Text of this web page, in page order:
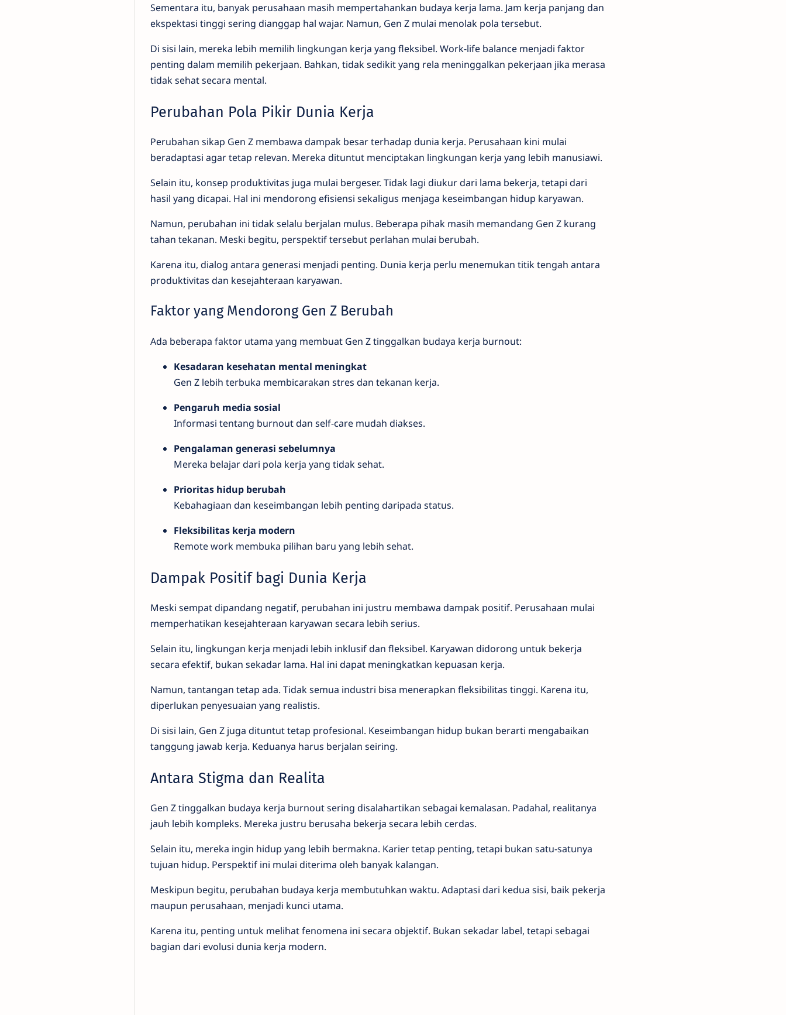
Sementara itu, banyak perusahaan masih mempertahankan budaya kerja lama. Jam kerja panjang dan
ekspektasi tinggi sering dianggap hal wajar. Namun, Gen Z mulai menolak pola tersebut.
Di sisi lain, mereka lebih memilih lingkungan kerja yang fleksibel. Work-life balance menjadi faktor
penting dalam memilih pekerjaan. Bahkan, tidak sedikit yang rela meninggalkan pekerjaan jika merasa
tidak sehat secara mental.
Perubahan Pola Pikir Dunia Kerja
Perubahan sikap Gen Z membawa dampak besar terhadap dunia kerja. Perusahaan kini mulai
beradaptasi agar tetap relevan. Mereka dituntut menciptakan lingkungan kerja yang lebih manusiawi.
Selain itu, konsep produktivitas juga mulai bergeser. Tidak lagi diukur dari lama bekerja, tetapi dari
hasil yang dicapai. Hal ini mendorong efisiensi sekaligus menjaga keseimbangan hidup karyawan.
Namun, perubahan ini tidak selalu berjalan mulus. Beberapa pihak masih memandang Gen Z kurang
tahan tekanan. Meski begitu, perspektif tersebut perlahan mulai berubah.
Karena itu, dialog antara generasi menjadi penting. Dunia kerja perlu menemukan titik tengah antara
produktivitas dan kesejahteraan karyawan.
Faktor yang Mendorong Gen Z Berubah
Ada beberapa faktor utama yang membuat Gen Z tinggalkan budaya kerja burnout:
Kesadaran kesehatan mental meningkat
Gen Z lebih terbuka membicarakan stres dan tekanan kerja.
Pengaruh media sosial
Informasi tentang burnout dan self-care mudah diakses.
Pengalaman generasi sebelumnya
Mereka belajar dari pola kerja yang tidak sehat.
Prioritas hidup berubah
Kebahagiaan dan keseimbangan lebih penting daripada status.
Fleksibilitas kerja modern
Remote work membuka pilihan baru yang lebih sehat.
Dampak Positif bagi Dunia Kerja
Meski sempat dipandang negatif, perubahan ini justru membawa dampak positif. Perusahaan mulai
memperhatikan kesejahteraan karyawan secara lebih serius.
Selain itu, lingkungan kerja menjadi lebih inklusif dan fleksibel. Karyawan didorong untuk bekerja
secara efektif, bukan sekadar lama. Hal ini dapat meningkatkan kepuasan kerja.
Namun, tantangan tetap ada. Tidak semua industri bisa menerapkan fleksibilitas tinggi. Karena itu,
diperlukan penyesuaian yang realistis.
Di sisi lain, Gen Z juga dituntut tetap profesional. Keseimbangan hidup bukan berarti mengabaikan
tanggung jawab kerja. Keduanya harus berjalan seiring.
Antara Stigma dan Realita
Gen Z tinggalkan budaya kerja burnout sering disalahartikan sebagai kemalasan. Padahal, realitanya
jauh lebih kompleks. Mereka justru berusaha bekerja secara lebih cerdas.
Selain itu, mereka ingin hidup yang lebih bermakna. Karier tetap penting, tetapi bukan satu-satunya
tujuan hidup. Perspektif ini mulai diterima oleh banyak kalangan.
Meskipun begitu, perubahan budaya kerja membutuhkan waktu. Adaptasi dari kedua sisi, baik pekerja
maupun perusahaan, menjadi kunci utama.
Karena itu, penting untuk melihat fenomena ini secara objektif. Bukan sekadar label, tetapi sebagai
bagian dari evolusi dunia kerja modern.